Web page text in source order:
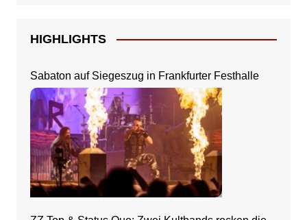
HIGHLIGHTS
Sabaton auf Siegeszug in Frankfurter Festhalle